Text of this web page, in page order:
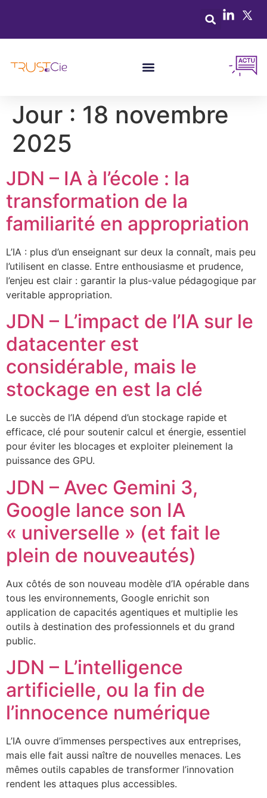
Jour : 18 novembre
2025
JDN – IA à l’école : la
transformation de la
familiarité en appropriation
L’IA : plus d’un enseignant sur deux la connaît, mais peu
l’utilisent en classe. Entre enthousiasme et prudence,
l’enjeu est clair : garantir la plus-value pédagogique par
veritable appropriation.
JDN – L’impact de l’IA sur le
datacenter est
considérable, mais le
stockage en est la clé
Le succès de l’IA dépend d’un stockage rapide et
efficace, clé pour soutenir calcul et énergie, essentiel
pour éviter les blocages et exploiter pleinement la
puissance des GPU.
JDN – Avec Gemini 3,
Google lance son IA
« universelle » (et fait le
plein de nouveautés)
Aux côtés de son nouveau modèle d’IA opérable dans
tous les environnements, Google enrichit son
application de capacités agentiques et multiplie les
outils à destination des professionnels et du grand
public.
JDN – L’intelligence
artificielle, ou la fin de
l’innocence numérique
L’IA ouvre d’immenses perspectives aux entreprises,
mais elle fait aussi naître de nouvelles menaces. Les
mêmes outils capables de transformer l’innovation
rendent les attaques plus accessibles.